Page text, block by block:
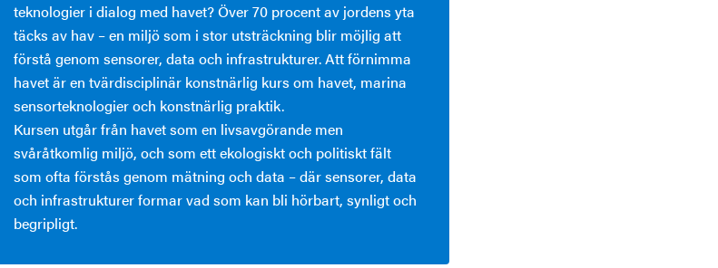
teknologier i dialog med havet? Över 70 procent av jordens yta
täcks av hav – en miljö som i stor utsträckning blir möjlig att
förstå genom sensorer, data och infrastrukturer. Att förnimma
havet är en tvärdisciplinär konstnärlig kurs om havet, marina
sensorteknologier och konstnärlig praktik.
Kursen utgår från havet som en livsavgörande men
svåråtkomlig miljö, och som ett ekologiskt och politiskt fält
som ofta förstås genom mätning och data – där sensorer, data
och infrastrukturer formar vad som kan bli hörbart, synligt och
begripligt.